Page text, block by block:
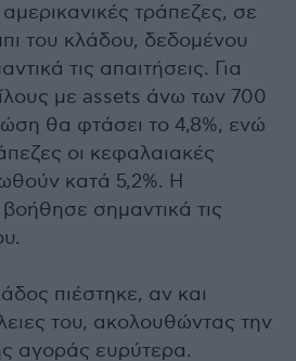
τράπεζες, σε
του κλάδου, δεδομένου
τις απαιτήσεις. Για
με assets άνω των 700
θα φτάσει το 4,8%, ενώ
οι κεφαλαιακές
κατά 5,2%. Η
βοήθησε σημαντικά τις
πιέστηκε, αν και
του, ακολουθώντας την
αγοράς ευρύτερα.